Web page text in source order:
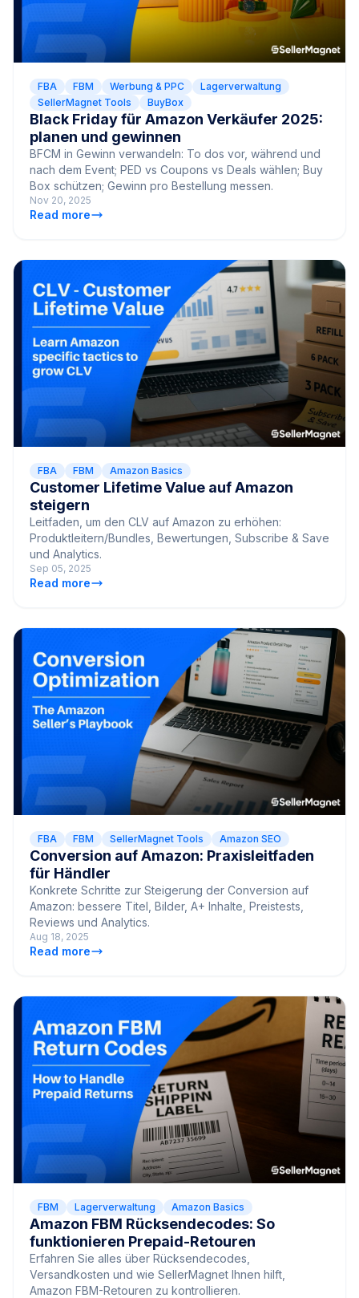
FBA FBM Werbung & PPC
Lagerverwaltung
SellerMagnet Tools
BuyBox
Black Friday für Amazon Verkäufer 2025:
planen und gewinnen
BFCM in Gewinn verwandeln: To dos vor, während und
nach dem Event; PED vs Coupons vs Deals wählen; Buy
Box schützen; Gewinn pro Bestellung messen.
Nov 20, 2025
Read more
FBA FBM Amazon Basics
Customer Lifetime Value auf Amazon
steigern
Leitfaden, um den CLV auf Amazon zu erhöhen:
Produktleitern/Bundles, Bewertungen, Subscribe & Save
und Analytics.
Sep 05, 2025
Read more
FBA FBM SellerMagnet Tools Amazon SEO
Conversion auf Amazon: Praxisleitfaden
für Händler
Konkrete Schritte zur Steigerung der Conversion auf
Amazon: bessere Titel, Bilder, A+ Inhalte, Preistests,
Reviews und Analytics.
Aug 18, 2025
Read more
FBM Lagerverwaltung Amazon Basics
Amazon FBM Rücksendecodes: So
funktionieren Prepaid-Retouren
Erfahren Sie alles über Rücksendecodes,
Versandkosten und wie SellerMagnet Ihnen hilft,
Amazon FBM-Retouren zu kontrollieren.